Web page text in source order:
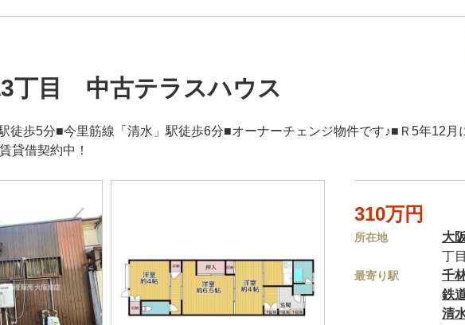
丁目 中古テラスハウス
徒歩5分■今里筋線「清水」駅徒歩6分■オーナーチェンジ物件です♪■Ｒ5年12月
貸借契約中！
310万円
所在地 大
丁目
最寄り駅 千
鉄
清